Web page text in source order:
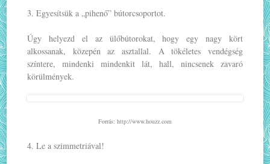
3. Egyesítsük a „pihenő” bútorcsoportot.
Úgy helyezd el az ülőbútorokat, hogy egy nagy kört
alkossanak, közepén az asztallal. A tökéletes vendégség
színtere, mindenki mindenkit lát, hall, nincsenek zavaró
körülmények.
Forrás: http://www.houzz.com
4. Le a szimmetriával!